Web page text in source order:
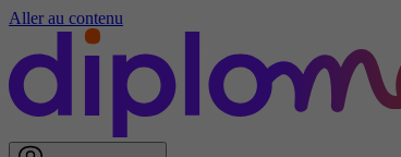
Aller au contenu